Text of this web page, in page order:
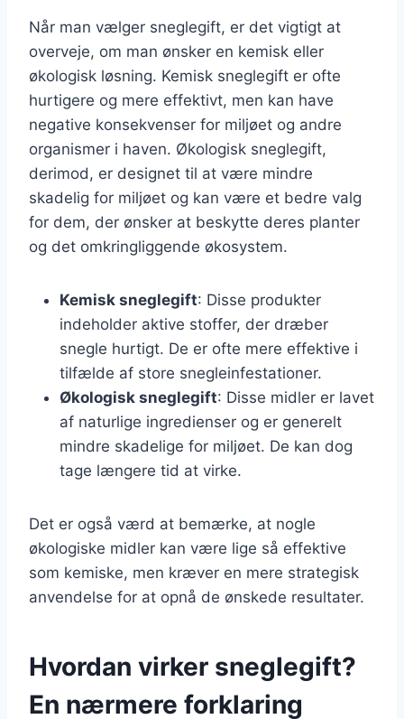
Når man vælger sneglegift, er det vigtigt at
overveje, om man ønsker en kemisk eller
økologisk løsning. Kemisk sneglegift er ofte
hurtigere og mere effektivt, men kan have
negative konsekvenser for miljøet og andre
organismer i haven. Økologisk sneglegift,
derimod, er designet til at være mindre
skadelig for miljøet og kan være et bedre valg
for dem, der ønsker at beskytte deres planter
og det omkringliggende økosystem.
Kemisk sneglegift: Disse produkter
indeholder aktive stoffer, der dræber
snegle hurtigt. De er ofte mere effektive i
tilfælde af store snegleinfestationer.
Økologisk sneglegift: Disse midler er lavet
af naturlige ingredienser og er generelt
mindre skadelige for miljøet. De kan dog
tage længere tid at virke.
Det er også værd at bemærke, at nogle
økologiske midler kan være lige så effektive
som kemiske, men kræver en mere strategisk
anvendelse for at opnå de ønskede resultater.
Hvordan virker sneglegift?
En nærmere forklaring